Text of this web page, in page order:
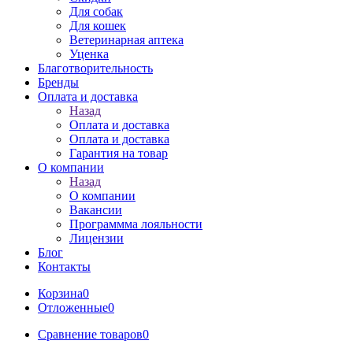
Для собак
Для кошек
Ветеринарная аптека
Уценка
Благотворительность
Бренды
Оплата и доставка
Назад
Оплата и доставка
Оплата и доставка
Гарантия на товар
О компании
Назад
О компании
Вакансии
Программма лояльности
Лицензии
Блог
Контакты
Корзина0
Отложенные0
Сравнение товаров0